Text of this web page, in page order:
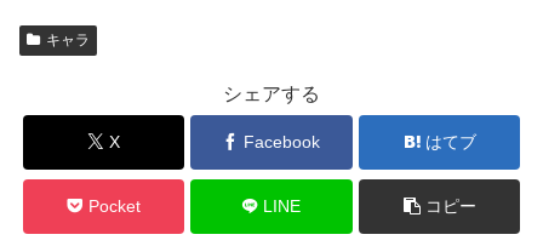
キャラ
シェアする
X Facebook はてブ
Pocket LINE コピー